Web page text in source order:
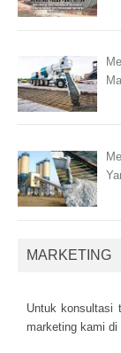
MARKETING
Untuk kоnsultаsі
mаrkеtіng kаmі dі